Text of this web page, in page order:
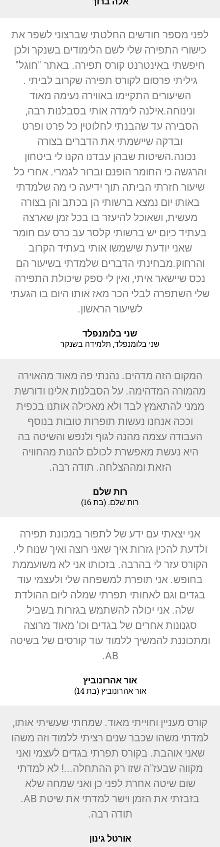
לפני מספר חודשים החלטתי שברצוני לשפר את
כישורי התפירה שלי לשם הלימודים בשנקר ולכן
חיפשתי באינטרנט קורס תפירה. באתר "חוגל"
גיליתי פרסום לקורס תפירה שקרוב לביתי .
השיעורים התקיימו באווירה נעימה מאוד
ונינוחה.אילנה לימדה אותי בסבלנות רבה,
הסבירה עד שהבנתי לחלוטין כל פרט ופרט
ובדקה שיישמתי את הדברים בצורה
נכונה.השיטות שבהן עבדנו הקנו לי ביטחון
והרגשה כי החומר הופנם וברור לגמרי. אחרי כל
שיעור חזרתי הביתה תוך ידיעה כי מה שלמדתי
באותו יום נמצא ברשותי הן בכתב והן בצורה
מעשית, ושאוכל להיעזר בו בכל זמן שארצה
בעתיד כיום יש ברשותי קלסר עב כרס עם חומר
שאני יודעת שישמשו אותי בעתיד הקרוב
והרחוק.מבחינתי הדברים שלמדתי בשיעור הם
נכס שיישאר איתי, ואין לי ספק שיכולת התפירה
שלי השתפרה לבלי הכר מאז אותו היום בו הגעתי
לשיעור הראשון.
שני בלומנפלד
שני בלומנפלד, תלמידה בשנקר
המקום הזה מדהים. נהנתי פה מאוד מהאוירה
מהמורה המדהימה. על הסבלנות אלינו ודורשת
ממני להתאמץ לבד ולא מאכילה אותנו בכפית
וככה אנחנו נעשות תופרות טובות בנוסף
העבודה עצמה מהנה לגוף ולנפש והשיטה בה
היא נעשת מאפשרת לכולם להנות מהחוויה
הזאת ומההצלחה. תודה רבה.
רות שלם
רות שלם. (בת 16)
אני יצאתי עם ידע של לתפור במכונת תפירה
ולדעת להכין גזרות איך שאני רוצה ואיך שנוח לי.
הקורס עזר לי בהרבה. בזכותו אני לא משועממת
בחופש. אני תופרת למשפחה שלי ולעצמי עוד
בגדים וגם לאחותי תפרתי שמלה ליום ההולדת
שלה. אני יכולה להשתמש בגזרות בשביל
סגנונות אחרים של בגדים וכו' מאוד מרוצה
ומתכוננת להמשיך ללמוד עוד קורסים של בשיטה
AB.
אור אהרונוביץ
אור אהרונוביץ (בת 14)
קורס מעניין וחוייתי מאוד. שמחתי שעשיתי אותו,
למדתי משהו שכבר שנים רציתי ללמוד וזה משהו
שאני אוהבת. בקורס תפרתי בגדים לעצמי ואני
מקווה שבעז"ה שזו רק ההתחלה...! לא למדתי
שום שיטה אחרת לפני כן ואני שמחה שלא
בזבזתי את הזמן וישר למדתי את שיטת AB.
תודה רבה.
אורטל גינון